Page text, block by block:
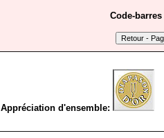
Code-barres
Appréciation d'ensemble: